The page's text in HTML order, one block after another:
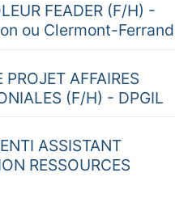
FEADER (F/H) -
ou Clermont-Ferrand
AFFAIRES
(F/H) - DPGIL
ASSISTANT
RESSOURCES